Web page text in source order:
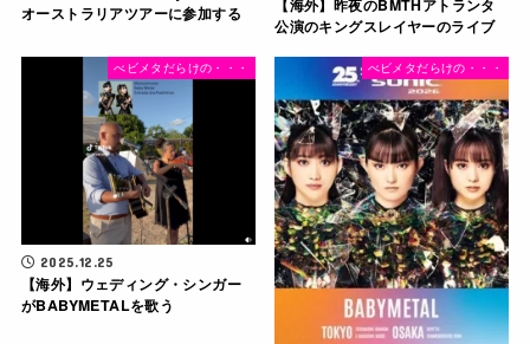
オーストラリアツアーに参加する
【海外】昨夜のBMTHアトランタ
公演のキングスレイヤーのライブ
べビメタだらけの・・・
2025.12.25
【海外】ウェディング・シンガー
がBABYMETALを歌う
べビメタだらけの・・・